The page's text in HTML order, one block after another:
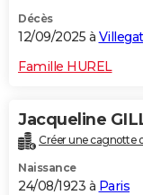
GUIDES D'ACHAT
Carte de Noël
Carte Bonne année
Carte Saint-Valentin
Carte Pâques
Carte d'anniversaire
DICTIONNAIRE
Dictionnaire
Biographies
Citations
Expressions
Proverbes
PROGRAMME TV
Décès
12/09/2025 à
Famille HUREL
Jacqueline
Créer une cagnotte
Naissance
24/08/1923 à Paris